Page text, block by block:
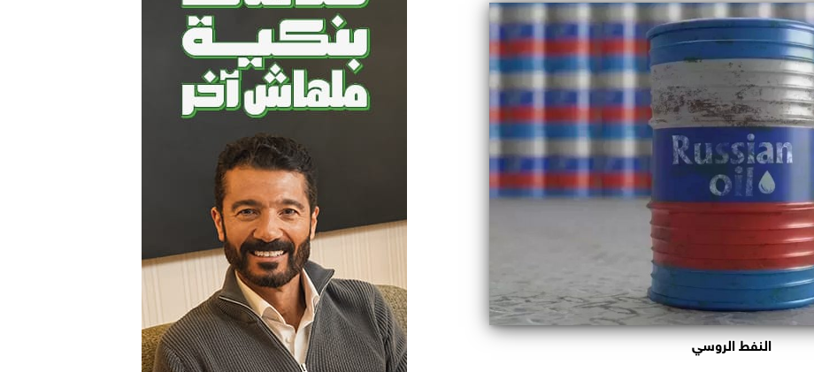
النفط الروسي